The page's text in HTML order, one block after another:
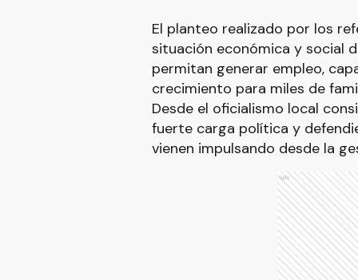
El planteo realizado por los
situación económica y social
permitan generar empleo,
crecimiento para miles de
Desde el oficialismo local
fuerte carga política y
vienen impulsando desde la
Ads